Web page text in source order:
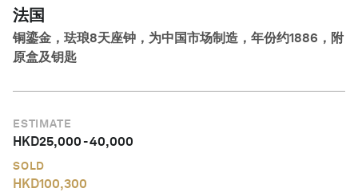
法国
铜鎏金，珐琅8天座钟，为中国市场制造，年份约1886，附
原盒及钥匙
ESTIMATE
HKD25,000-40,000
SOLD
HKD100,300